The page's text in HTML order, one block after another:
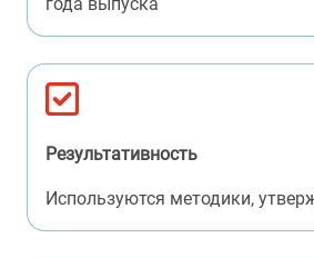
Результативность
Используются методики,